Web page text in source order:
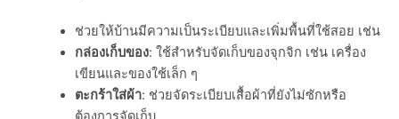
ช่วยให้บ้านมีความเป็นระเบียบและเพิ่มพื้นที่ใช้สอย เช่น
กล่องเก็บของ: ใช้สำหรับจัดเก็บของจุกจิก เช่น เครื่อง
เขียนและของใช้เล็ก ๆ
ตะกร้าใส่ผ้า: ช่วยจัดระเบียบเสื้อผ้าที่ยังไม่ซักหรือ